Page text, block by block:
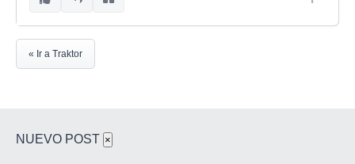
« Ir a Traktor
NUEVO POST ×